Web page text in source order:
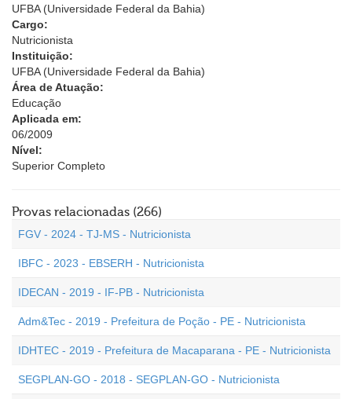
UFBA (Universidade Federal da Bahia)
Cargo:
Nutricionista
Instituição:
UFBA (Universidade Federal da Bahia)
Área de Atuação:
Educação
Aplicada em:
06/2009
Nível:
Superior Completo
Provas relacionadas (266)
FGV - 2024 - TJ-MS - Nutricionista
IBFC - 2023 - EBSERH - Nutricionista
IDECAN - 2019 - IF-PB - Nutricionista
Adm&Tec - 2019 - Prefeitura de Poção - PE - Nutricionista
IDHTEC - 2019 - Prefeitura de Macaparana - PE - Nutricionista
SEGPLAN-GO - 2018 - SEGPLAN-GO - Nutricionista